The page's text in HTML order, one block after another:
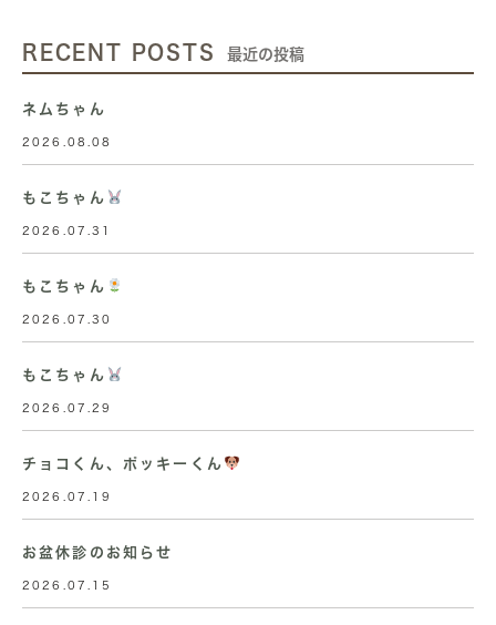
RECENT POSTS 最近の投稿
ネムちゃん
2026.08.08
もこちゃん
2026.07.31
もこちゃん
2026.07.30
もこちゃん
2026.07.29
チョコくん、ポッキーくん
2026.07.19
お盆休診のお知らせ
2026.07.15